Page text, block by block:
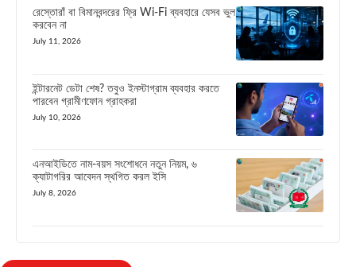
রেস্তোরাঁ বা বিমানবন্দরের ফ্রি Wi-Fi ব্যবহারে যেসব ভুল
করবেন না
July 11, 2026
ইন্টারনেট ডেটা শেষ? তবুও ইনস্টাগ্রাম ব্যবহার করতে
পারবেন গ্রামীণফোন গ্রাহকরা
July 10, 2026
এনআইডিতে নাম-বয়স সংশোধনে নতুন নিয়ম, ৬
ক্যাটাগরির আবেদন স্থগিত করল ইসি
July 8, 2026